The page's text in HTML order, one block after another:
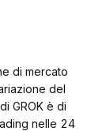
di mercato
del
GROK è di
nelle 24